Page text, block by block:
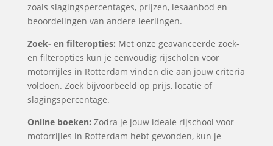
zoals slagingspercentages, prijzen, lesaanbod en
beoordelingen van andere leerlingen.
Zoek- en filteropties: Met onze geavanceerde zoek-
en filteropties kun je eenvoudig rijscholen voor
motorrijles in Rotterdam vinden die aan jouw criteria
voldoen. Zoek bijvoorbeeld op prijs, locatie of
slagingspercentage.
Online boeken: Zodra je jouw ideale rijschool voor
motorrijles in Rotterdam hebt gevonden, kun je